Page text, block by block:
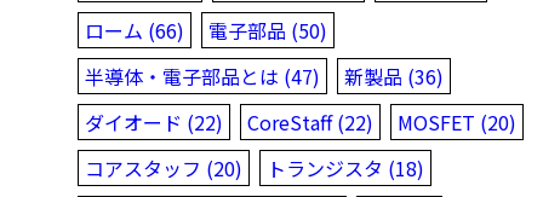
ローム (66)
電子部品 (50)
半導体・電子部品とは (47)
新製品 (36)
ダイオード (22)
CoreStaff (22)
MOSFET (20)
コアスタッフ (20)
トランジスタ (18)